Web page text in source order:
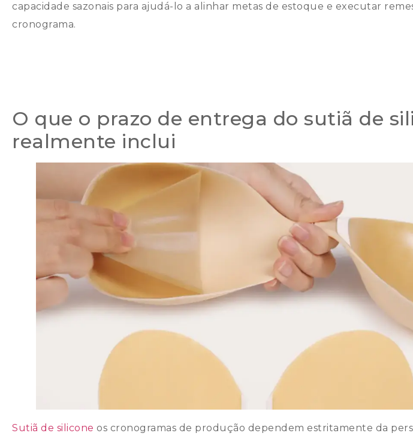
capacidade sazonais para ajudá-lo a alinhar metas de estoque e executar
cronograma.
O que o prazo de entrega do sutiã de
realmente inclui
Sutiã de silicone os cronogramas de produção dependem estritamente da